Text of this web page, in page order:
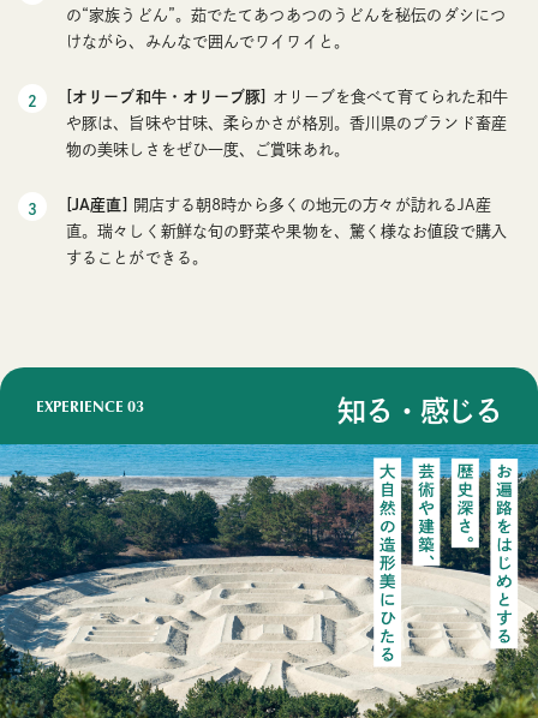
の“家族うどん”。茹でたてあつあつのうどんを秘伝のダシにつ
けながら、みんなで囲んでワイワイと。
[オリーブ和牛・オリーブ豚]
オリーブを食べて育てられた和牛
や豚は、旨味や甘味、柔らかさが格別。香川県のブランド畜産
物の美味しさをぜひ一度、ご賞味あれ。
[JA産直]
開店する朝8時から多くの地元の方々が訪れるJA産
直。瑞々しく新鮮な旬の野菜や果物を、驚く様なお値段で購入
することができる。
EXPERIENCE 03 知る・感じる